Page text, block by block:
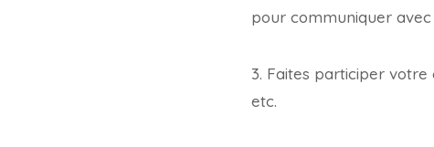
pour communiquer
3. Faites participer
etc.